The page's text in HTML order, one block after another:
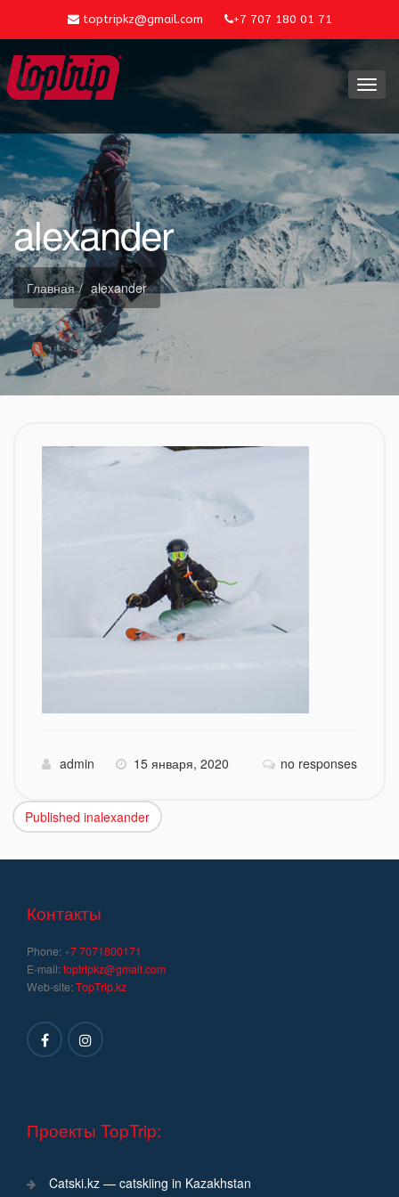
toptripkz@gmail.com +7 707 180 01 71
alexander
Главная alexander
admin 15 января, 2020 no responses
Навигация
по
Published inalexander
Контакты
Phone:+7 7071800171
E-mail:toptripkz@gmail.com
Web-site:TopTrip.kz
Проекты TopTrip:
Catski.kz — catskiing in Kazakhstan